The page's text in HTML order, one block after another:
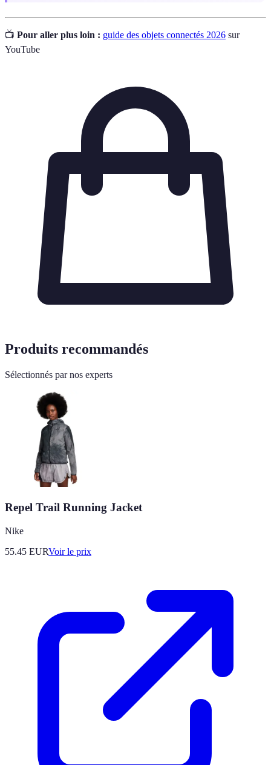
📺 Pour aller plus loin : guide des objets connectés 2026 sur
YouTube
Produits recommandés
Sélectionnés par nos experts
Repel Trail Running Jacket
Nike
55.45 EURVoir le prix